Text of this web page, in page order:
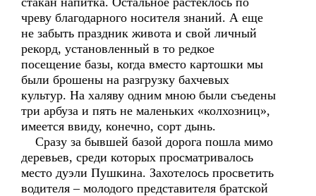
чреву благодарного носителя знаний. А еще
не забыть праздник живота и свой личный
рекорд, установленный в то редкое
посещение базы, когда вместо картошки мы
были брошены на разгрузку бахчевых
культур. На халяву одним мною были съедены
три арбуза и пять не маленьких «колхозниц»,
имеется ввиду, конечно, сорт дынь.
Сразу за бывшей базой дорога пошла мимо
деревьев, среди которых просматривалось
место дуэли Пушкина. Захотелось просветить
водителя – молодого представителя братской